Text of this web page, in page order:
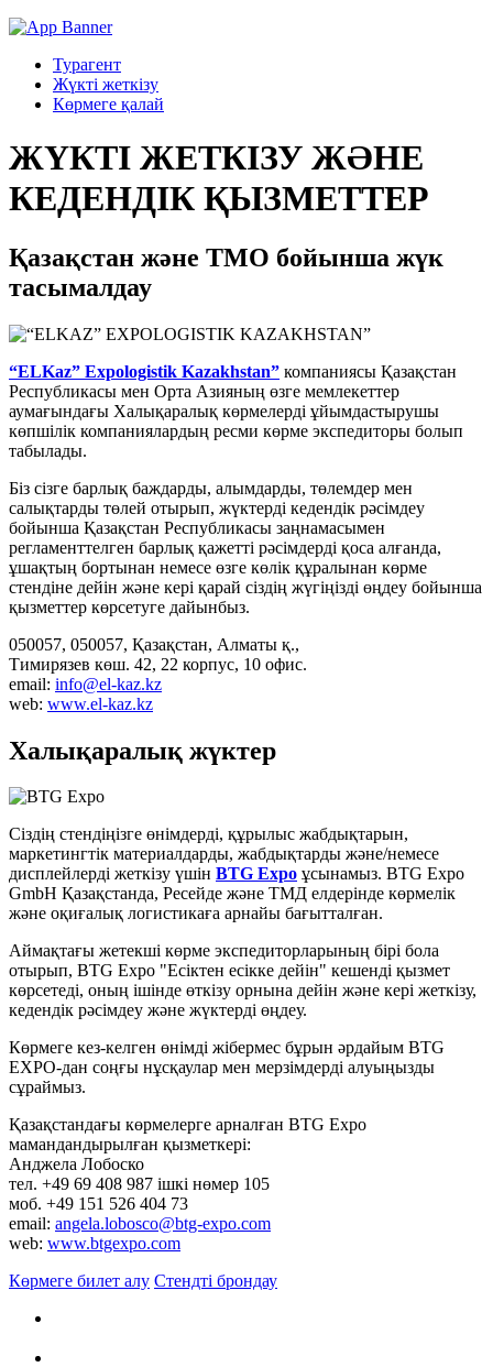
Турагент
Жүкті жеткізу
Көрмеге қалай
ЖҮКТІ ЖЕТКІЗУ ЖӘНЕ
КЕДЕНДІК ҚЫЗМЕТТЕР
Қазақстан және ТМО бойынша жүк
тасымалдау
“ELKaz” Expologistik Kazakhstan” компаниясы Қазақстан
Республикасы мен Орта Азияның өзге мемлекеттер
аумағындағы Халықаралық көрмелерді ұйымдастырушы
көпшілік компаниялардың ресми көрме экспедиторы болып
табылады.
Біз сізге барлық баждарды, алымдарды, төлемдер мен
салықтарды төлей отырып, жүктерді кедендік рәсімдеу
бойынша Қазақстан Республикасы заңнамасымен
регламенттелген барлық қажетті рәсімдерді қоса алғанда,
ұшақтың бортынан немесе өзге көлік құралынан көрме
стендіне дейін және кері қарай сіздің жүгіңізді өңдеу бойынша
қызметтер көрсетуге дайынбыз.
050057, 050057, Қазақстан, Алматы қ.,
Тимирязев көш. 42, 22 корпус, 10 офис.
email: info@el-kaz.kz
web: www.el-kaz.kz
Халықаралық жүктер
Сіздің стендіңізге өнімдерді, құрылыс жабдықтарын,
маркетингтік материалдарды, жабдықтарды және/немесе
дисплейлерді жеткізу үшін BTG Expo ұсынамыз. BTG Expo
GmbH Қазақстанда, Ресейде және ТМД елдерінде көрмелік
және оқиғалық логистикаға арнайы бағытталған.
Аймақтағы жетекші көрме экспедиторларының бірі бола
отырып, BTG Expo "Есіктен есікке дейін" кешенді қызмет
көрсетеді, оның ішінде өткізу орнына дейін және кері жеткізу,
кедендік рәсімдеу және жүктерді өңдеу.
Көрмеге кез-келген өнімді жібермес бұрын әрдайым BTG
EXPO-дан соңғы нұсқаулар мен мерзімдерді алуыңызды
сұраймыз.
Қазақстандағы көрмелерге арналған BTG Expo
мамандандырылған қызметкері:
Анджела Лобоско
тел. +49 69 408 987 ішкі нөмер 105
моб. +49 151 526 404 73
email: angela.lobosco@btg-expo.com
web: www.btgexpo.com
Көрмеге билет алу Стендті брондау